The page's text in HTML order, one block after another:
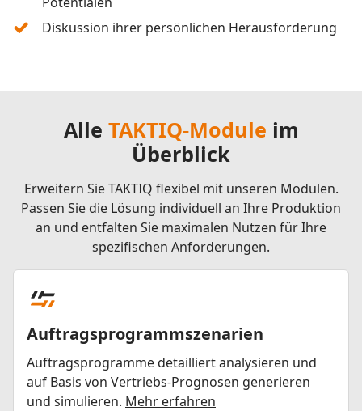
Diskussion ihrer persönlichen Herausforderung
Alle TAKTIQ-Module im
Überblick
Erweitern Sie TAKTIQ flexibel mit unseren Modulen.
Passen Sie die Lösung individuell an Ihre Produktion
an und entfalten Sie maximalen Nutzen für Ihre
spezifischen Anforderungen.
Auftragsprogrammszenarien
Auftragsprogramme detailliert analysieren und
auf Basis von Vertriebs-Prognosen generieren
und simulieren. Mehr erfahren